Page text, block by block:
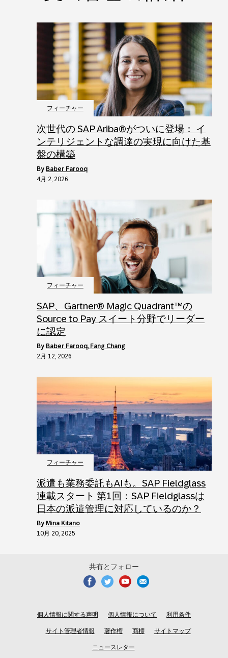
フィーチャー
次世代の SAP Ariba®がついに登場： イ
ンテリジェントな調達の実現に向けた基
盤の構築
by Baber Farooq
4月 2, 2026
フィーチャー
SAP、Gartner® Magic Quadrant™の
Source to Pay スイート分野でリーダー
に認定
by Baber Farooq, Fang Chang
2月 12, 2026
フィーチャー
派遣も業務委託もAIも。SAP Fieldglass
連載スタート 第1回：SAP Fieldglassは
日本の派遣管理に対応しているのか？
by Mina Kitano
10月 20, 2025
共有とフォロー
個人情報に関する声明 個人情報について 利用条件
サイト管理者情報 著作権 商標 サイトマップ
ニュースレター